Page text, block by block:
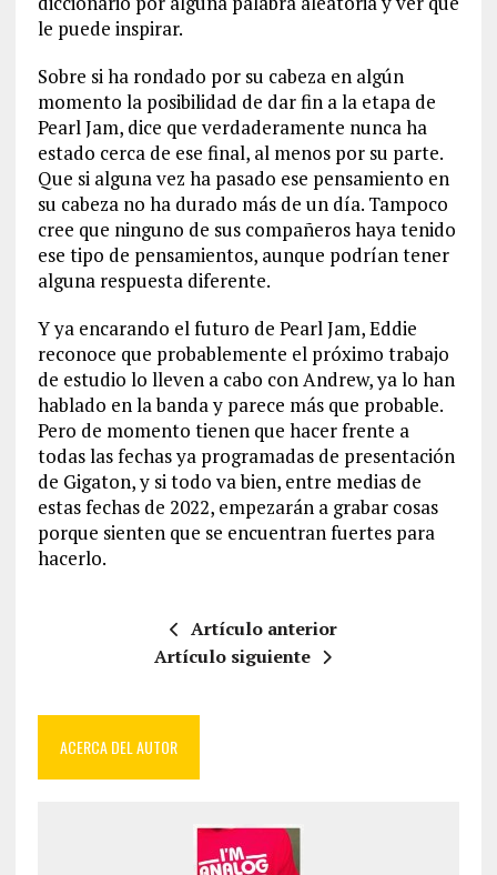
le puede inspirar.
Sobre si ha rondado por su cabeza en algún
momento la posibilidad de dar fin a la etapa de
Pearl Jam, dice que verdaderamente nunca ha
estado cerca de ese final, al menos por su parte.
Que si alguna vez ha pasado ese pensamiento en
su cabeza no ha durado más de un día. Tampoco
cree que ninguno de sus compañeros haya tenido
ese tipo de pensamientos, aunque podrían tener
alguna respuesta diferente.
Y ya encarando el futuro de Pearl Jam, Eddie
reconoce que probablemente el próximo trabajo
de estudio lo lleven a cabo con Andrew, ya lo han
hablado en la banda y parece más que probable.
Pero de momento tienen que hacer frente a
todas las fechas ya programadas de presentación
de Gigaton, y si todo va bien, entre medias de
estas fechas de 2022, empezarán a grabar cosas
porque sienten que se encuentran fuertes para
hacerlo.
Artículo anterior
Artículo siguiente
ACERCA DEL AUTOR